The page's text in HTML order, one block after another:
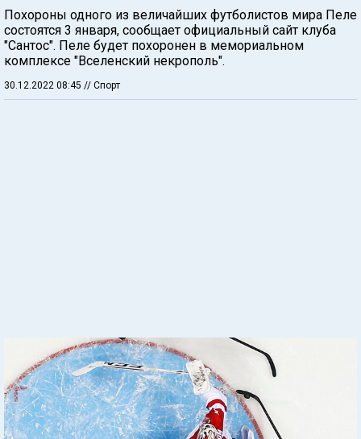
Похороны одного из величайших футболистов мира Пеле
состоятся 3 января, сообщает официальный сайт клуба
"Сантос". Пеле будет похоронен в мемориальном
комплексе "Вселенский некрополь".
30.12.2022 08:45 // Спорт